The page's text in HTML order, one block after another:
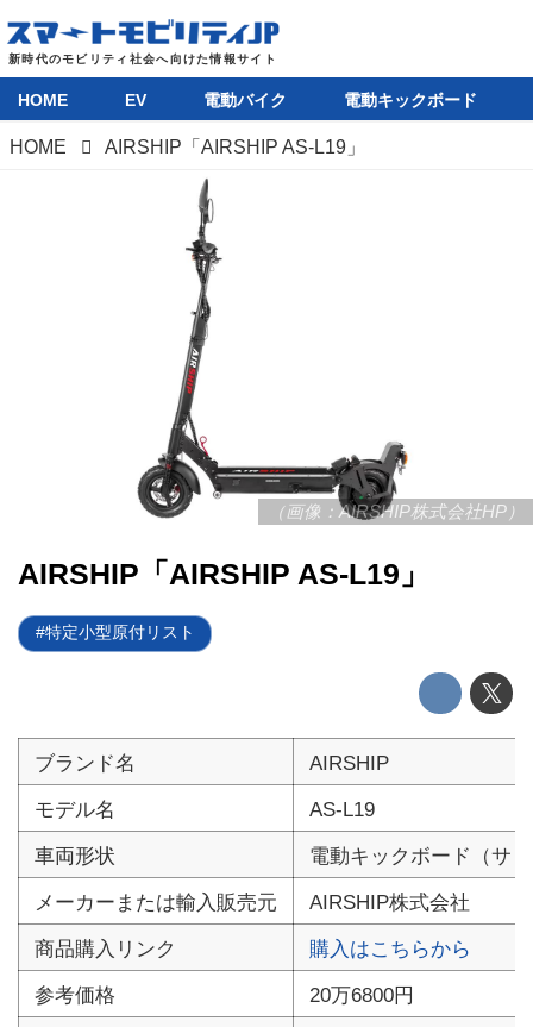
HOME
EV
ライフスタイル
このメディアについて
運営会社
利用規約
プライバシーポリシー
HOME EV 電動バイク 電動キックボード
HOME AIRSHIP「AIRSHIP AS-L19」
（画像：AIRSHIP株式会社HP）
AIRSHIP「AIRSHIP AS-L19」
特定小型原付リスト
ブランド名
AIRSHIP
モデル名
AS-L19
車両形状
電動キックボード（サ
メーカーまたは輸入販売元
AIRSHIP株式会社
商品購入リンク
購入はこちらから
参考価格
20万6800円